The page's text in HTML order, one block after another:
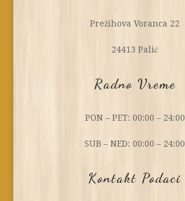
Prežihova Voranca 22
24413 Palić
Radno Vreme
PON – PET: 00:00 – 24:00
SUB – NED: 00:00 – 24:00
Kontakt Podaci